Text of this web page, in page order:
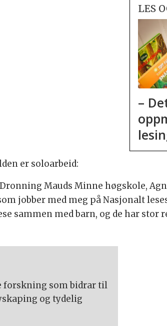
LES
–
er soloarbeid:
Mauds Minne høgskole,
jobber med meg på Nasjonalt
sammen med barn, og de har stor
forskning som bidrar til
og tydelig